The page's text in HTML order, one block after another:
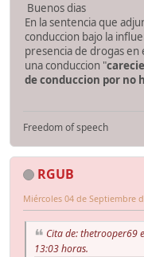
Buenos dias
En la sentencia que
conduccion bajo la
presencia de drogas en
una conduccion "
de conduccion por no
Freedom of speech
RGUB
Miércoles 04 de Septiembre
Cita de: thetrooper69
13:03 horas.